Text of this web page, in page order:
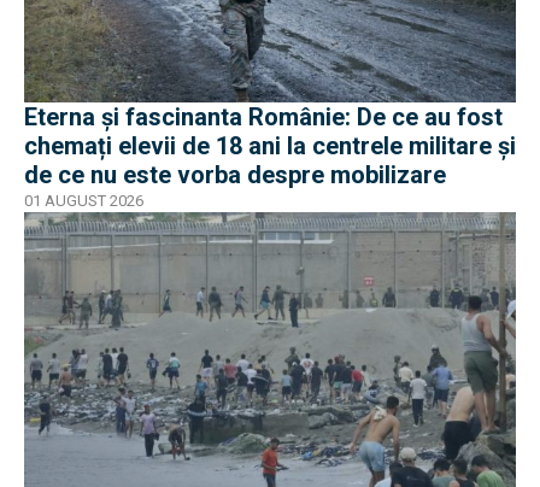
Eterna și fascinanta Românie: De ce au fost
chemați elevii de 18 ani la centrele militare și
de ce nu este vorba despre mobilizare
01 AUGUST 2026